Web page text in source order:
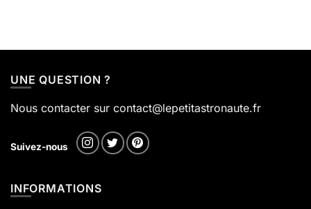
UNE QUESTION ?
Nous contacter sur contact@lepetitastronaute.fr
Suivez-nous
INFORMATIONS